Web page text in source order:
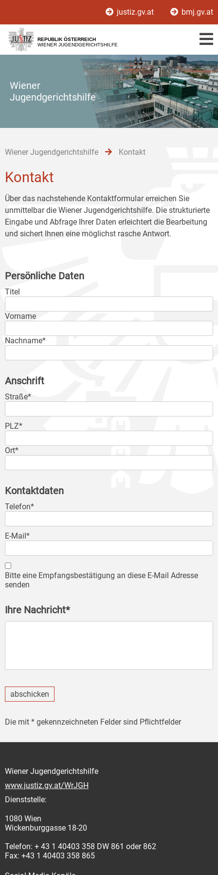
[1]
[2]
[3]
justiz.gv.at bmj.gv.at
REPUBLIK ÖSTERREICH
WIENER JUGENDGERICHTSHILFE
Wiener
Jugendgerichtshilfe
Wiener Jugendgerichtshilfe Kontakt
Kontakt
Über das nachstehende Kontaktformular erreichen Sie
unmittelbar die Wiener Jugendgerichtshilfe. Die strukturierte
Eingabe und Abfrage Ihrer Daten erleichtert die Bearbeitung
und sichert Ihnen eine möglichst rasche Antwort.
Persönliche Daten
Titel
Vorname
Nachname*
Anschrift
Straße*
PLZ*
Ort*
Kontaktdaten
Telefon*
E-Mail*
Bitte eine Empfangsbestätigung an diese E-Mail Adresse
senden
Ihre Nachricht*
abschicken
Die mit * gekennzeichneten Felder sind Pflichtfelder
Wiener Jugendgerichtshilfe
www.justiz.gv.at/WrJGH
Dienststelle:
1080 Wien
Wickenburggasse 18-20
Telefon: + 43 1 40403 358 DW 861 oder 862
Fax: +43 1 40403 358 865